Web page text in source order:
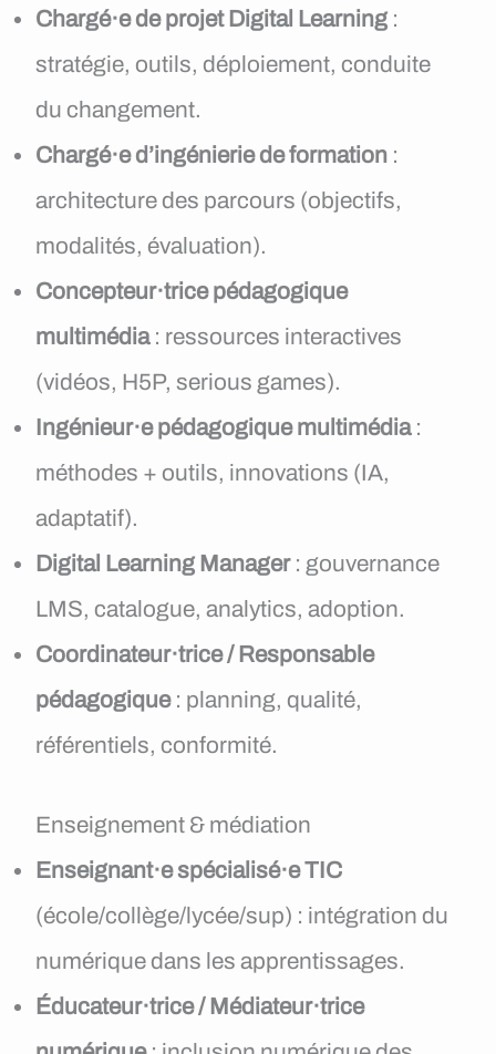
Chargé·e de projet Digital Learning :
stratégie, outils, déploiement, conduite
du changement.
Chargé·e d’ingénierie de formation :
architecture des parcours (objectifs,
modalités, évaluation).
Concepteur·trice pédagogique
multimédia: ressources interactives
(vidéos, H5P, serious games).
Ingénieur·e pédagogique multimédia:
méthodes + outils, innovations (IA,
adaptatif).
Digital Learning Manager: gouvernance
LMS, catalogue, analytics, adoption.
Coordinateur·trice / Responsable
pédagogique: planning, qualité,
référentiels, conformité.
Enseignement & médiation
Enseignant·e spécialisé·e TIC
(école/collège/lycée/sup) : intégration du
numérique dans les apprentissages.
Éducateur·trice / Médiateur·trice